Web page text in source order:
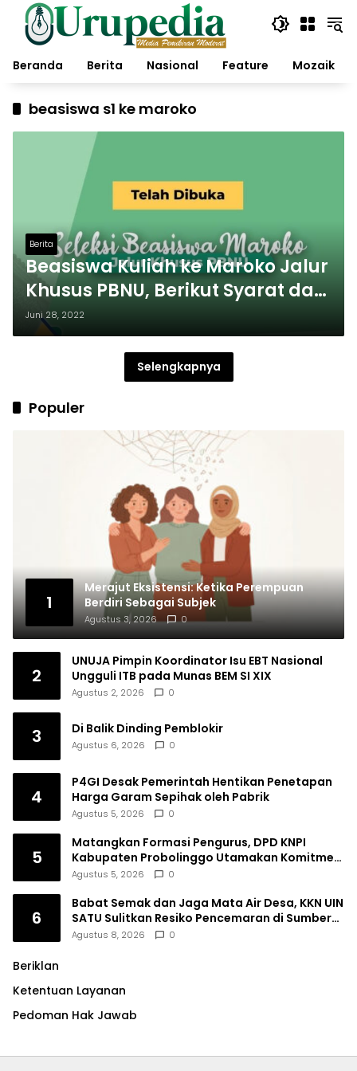
Langsung
konten
Beranda
Berita Nasional Feature Mozaik
beasiswa s1 ke maroko
Berita
Beasiswa Kuliah ke Maroko Jalur
Khusus PBNU, Berikut Syarat dan
Kelengkapan Dokumenya
Juni 28, 2022
Selengkapnya
Populer
1
Merajut Eksistensi: Ketika Perempuan
Berdiri Sebagai Subjek
Agustus 3, 2026 0
2
UNUJA Pimpin Koordinator Isu EBT Nasional
Ungguli ITB pada Munas BEM SI XIX
Agustus 2, 2026 0
3 Di Balik Dinding Pemblokir
Agustus 6, 2026 0
4
P4GI Desak Pemerintah Hentikan Penetapan
Harga Garam Sepihak oleh Pabrik
Agustus 5, 2026 0
5
Matangkan Formasi Pengurus, DPD KNPI
Kabupaten Probolinggo Utamakan Komitmen
dan Kinerja
Agustus 5, 2026 0
6
Babat Semak dan Jaga Mata Air Desa, KKN UIN
SATU Sulitkan Resiko Pencemaran di Sumber
Ngumbul
Agustus 8, 2026 0
Beriklan
Ketentuan Layanan
Pedoman Hak Jawab